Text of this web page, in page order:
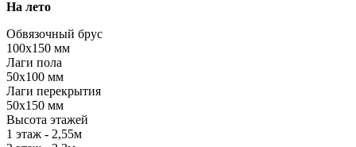
На лето
Обвязочный брус
100х150 мм
Лаги пола
50х100 мм
Лаги перекрытия
50х150 мм
Высота этажей
1 этаж - 2,55м